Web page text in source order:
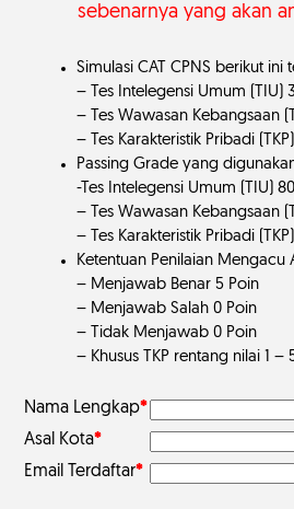
sebenarnya yang akan
Simulasi CAT CPNS berikut ini
– Tes Intelegensi Umum (TIU)
– Tes Wawasan Kebangsaan
– Tes Karakteristik Pribadi
Passing Grade yang
-Tes Intelegensi Umum (TIU)
– Tes Wawasan Kebangsaan
– Tes Karakteristik Pribadi
Ketentuan Penilaian Mengacu
– Menjawab Benar 5 Poin
– Menjawab Salah 0 Poin
– Tidak Menjawab 0 Poin
– Khusus TKP rentang nilai 1 –
Nama Lengkap*
Asal Kota*
Email Terdaftar*